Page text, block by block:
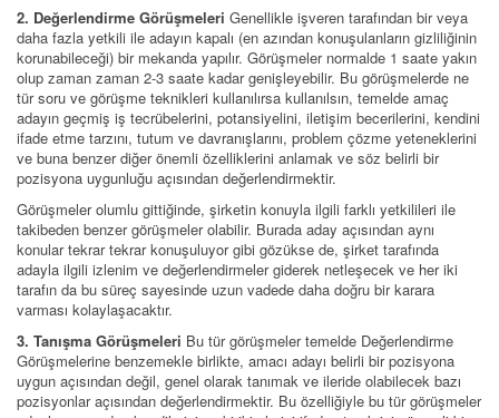
2. Değerlendirme Görüşmeleri Genellikle işveren tarafından bir veya
daha fazla yetkili ile adayın kapalı (en azından konuşulanların gizliliğinin
korunabileceği) bir mekanda yapılır. Görüşmeler normalde 1 saate yakın
olup zaman zaman 2-3 saate kadar genişleyebilir. Bu görüşmelerde ne
tür soru ve görüşme teknikleri kullanılırsa kullanılsın, temelde amaç
adayın geçmiş iş tecrübelerini, potansiyelini, iletişim becerilerini, kendini
ifade etme tarzını, tutum ve davranışlarını, problem çözme yeteneklerini
ve buna benzer diğer önemli özelliklerini anlamak ve söz belirli bir
pozisyona uygunluğu açısından değerlendirmektir.
Görüşmeler olumlu gittiğinde, şirketin konuyla ilgili farklı yetkilileri ile
takibeden benzer görüşmeler olabilir. Burada aday açısından aynı
konular tekrar tekrar konuşuluyor gibi gözükse de, şirket tarafında
adayla ilgili izlenim ve değerlendirmeler giderek netleşecek ve her iki
tarafın da bu süreç sayesinde uzun vadede daha doğru bir karara
varması kolaylaşacaktır.
3. Tanışma Görüşmeleri Bu tür görüşmeler temelde Değerlendirme
Görüşmelerine benzemekle birlikte, amacı adayı belirli bir pozisyona
uygun açısından değil, genel olarak tanımak ve ileride olabilecek bazı
pozisyonlar açısından değerlendirmektir. Bu özelliğiyle bu tür görüşmeler